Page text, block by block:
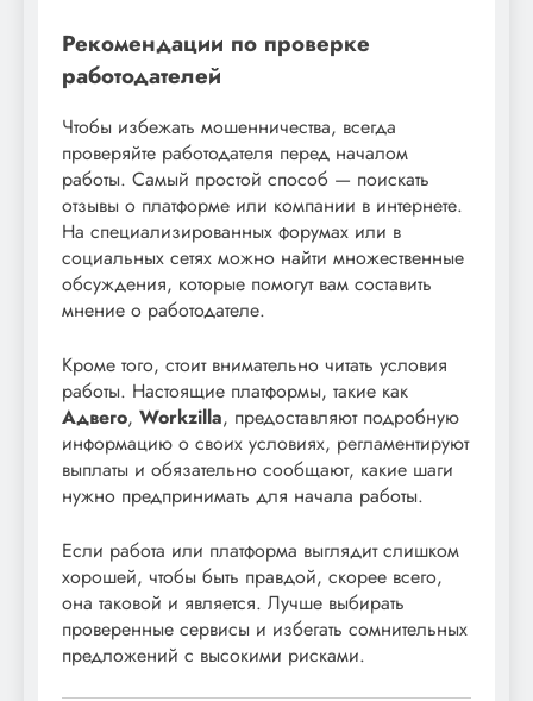
Рекомендации по проверке
работодателей
Чтобы избежать мошенничества, всегда
проверяйте работодателя перед началом
работы. Самый простой способ — поискать
отзывы о платформе или компании в интернете.
На специализированных форумах или в
социальных сетях можно найти множественные
обсуждения, которые помогут вам составить
мнение о работодателе.
Кроме того, стоит внимательно читать условия
работы. Настоящие платформы, такие как
Адвего, Workzilla, предоставляют подробную
информацию о своих условиях, регламентируют
выплаты и обязательно сообщают, какие шаги
нужно предпринимать для начала работы.
Если работа или платформа выглядит слишком
хорошей, чтобы быть правдой, скорее всего,
она таковой и является. Лучше выбирать
проверенные сервисы и избегать сомнительных
предложений с высокими рисками.